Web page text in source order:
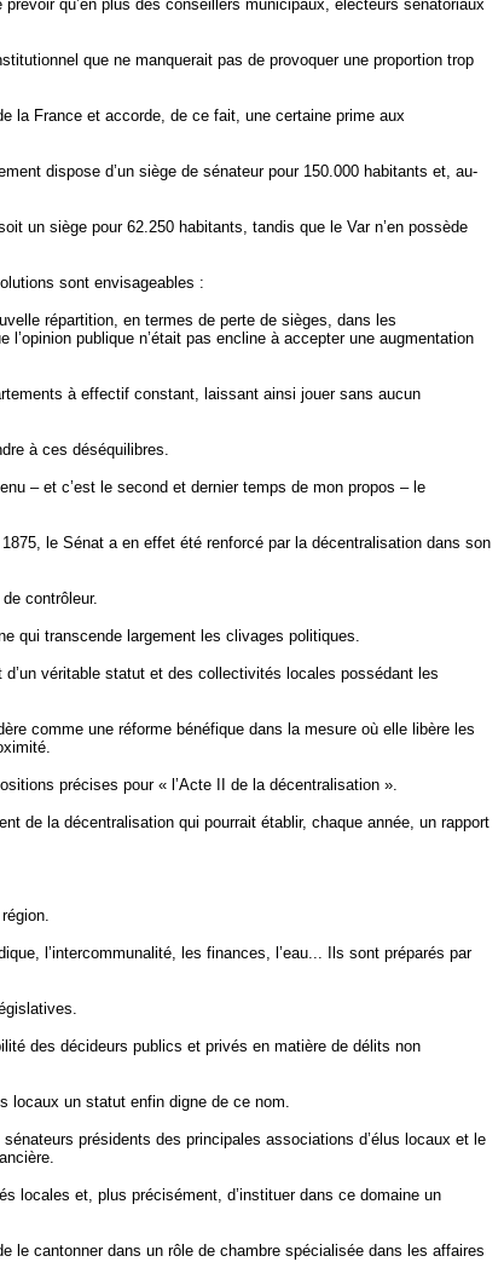
qu’en plus des conseillers municipaux, électeurs sénatoriaux
que ne manquerait pas de provoquer une proportion trop
la France et accorde, de ce fait, une certaine prime aux
dispose d’un siège de sénateur pour 150.000 habitants et, au-
un siège pour 62.250 habitants, tandis que le Var n’en possède
sont envisageables :
répartition, en termes de perte de sièges, dans les
publique n’était pas encline à accepter une augmentation
à effectif constant, laissant ainsi jouer sans aucun
à ces déséquilibres.
– et c’est le second et dernier temps de mon propos – le
le Sénat a en effet été renforcé par la décentralisation dans son
contrôleur.
qui transcende largement les clivages politiques.
véritable statut et des collectivités locales possédant les
comme une réforme bénéfique dans la mesure où elle libère les
précises pour « l’Acte II de la décentralisation ».
de la décentralisation qui pourrait établir, chaque année, un rapport
l’intercommunalité, les finances, l’eau... Ils sont préparés par
des décideurs publics et privés en matière de délits non
locaux un statut enfin digne de ce nom.
présidents des principales associations d’élus locaux et le
locales et, plus précisément, d’instituer dans ce domaine un
le cantonner dans un rôle de chambre spécialisée dans les affaires